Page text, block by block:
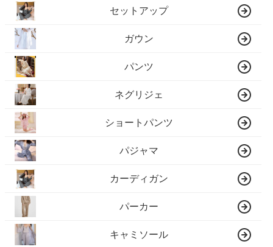
セットアップ
ガウン
パンツ
ネグリジェ
ショートパンツ
パジャマ
カーディガン
パーカー
キャミソール